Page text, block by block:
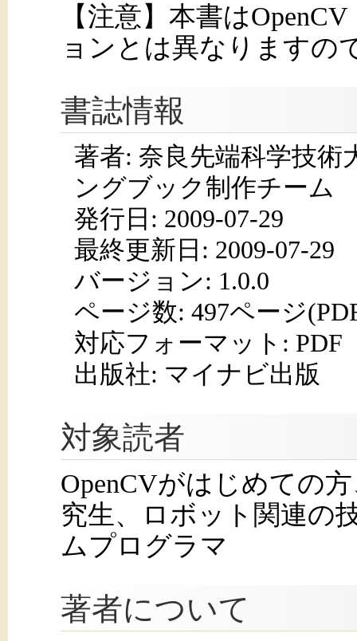
【注意】本書は
ョンとは異なりますの
書誌情報
著者: 奈良先端科学技術
ングブック制作チーム
発行日: 2009-07-29
最終更新日: 2009-07-29
バージョン: 1.0.0
ページ数: 497ページ
対応フォーマット: PDF
出版社: マイナビ出版
対象読者
OpenCVがはじめての
究生、ロボット関連の
ムプログラマ
著者について